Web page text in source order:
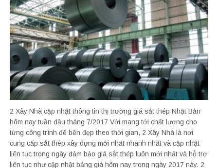
2 Xây Nhà cập nhật thông tin thị trường giá sắt thép Nhật Bản
hôm nay tuần đầu tháng 7/2017 Với mang tới chất lượng cho
từng công trình để bền đẹp theo thời gian, 2 Xây Nhà là nơi
cung cấp sắt thép xây dựng mới nhất nhanh nhất và cập nhật
liên tục trong ngày đảm bảo giá sắt thép luôn mới nhất và hỗ trợ
liên tục như cập nhật bảng giá hôm nay trong ngày 2017 này. 2